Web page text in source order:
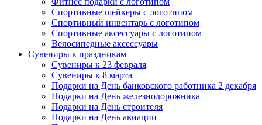
Спортивные шейкеры с логотипом
Спортивный инвентарь с логотипом
Спортивные аксессуары с логотипом
Велосипедные аксессуары
Сувениры к праздникам
Сувениры к 23 февраля
Сувениры к 8 марта
Подарки на День банковского работника 2 декабря
Подарки на День железнодорожника
Подарки на День строителя
Подарки на День авиации